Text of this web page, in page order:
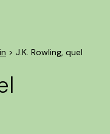
> J.K. Rowling, quel